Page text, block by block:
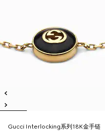
Gucci Interlocking系列18K金手链